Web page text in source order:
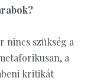
nincs szükség a
a
kritikát